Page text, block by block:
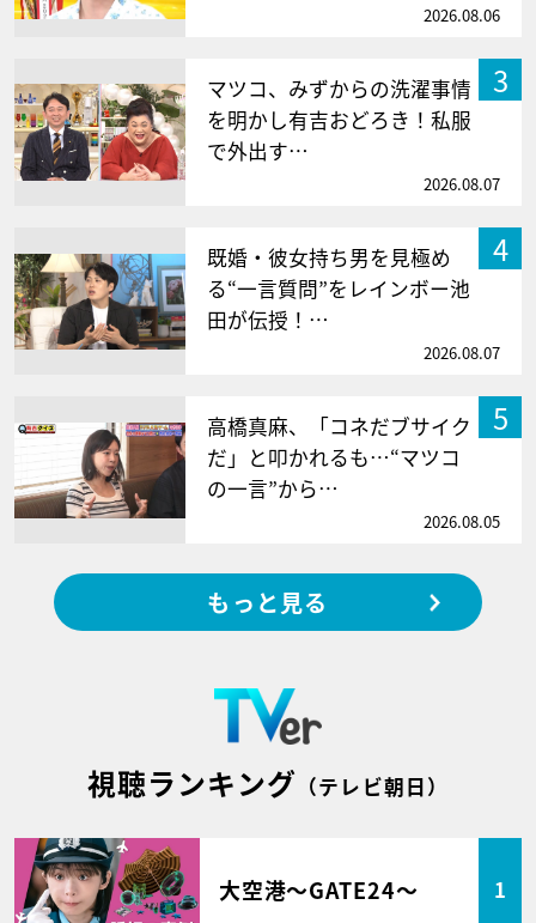
2026.08.06
3
マツコ、みずからの洗濯事情
を明かし有吉おどろき！私服
で外出す…
2026.08.07
4
既婚・彼女持ち男を見極め
る“一言質問”をレインボー池
田が伝授！…
2026.08.07
5
高橋真麻、「コネだブサイク
だ」と叩かれるも…“マツコ
の一言”から…
2026.08.05
もっと見る
視聴ランキング （テレビ朝日）
大空港～GATE24～ 1